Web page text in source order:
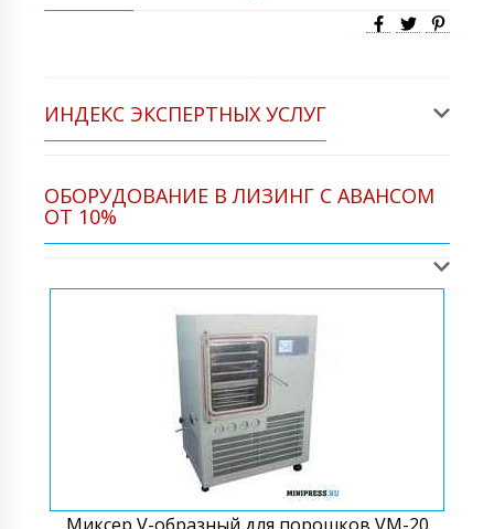
ИНДЕКС ЭКСПЕРТНЫХ УСЛУГ
ОБОРУДОВАНИЕ В ЛИЗИНГ С АВАНСОМ
ОТ 10%